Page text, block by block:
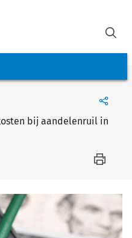
bij aandelenruil in